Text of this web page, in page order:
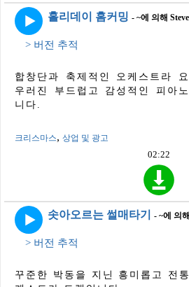
홀리데이 홈커밍 - ~에 의해
> 버전 추적
합창단과 축제적인 오케스트라
우러진 부드럽고 감성적인 피아
니다.
크리스마스, 상업 및 광고
02:22
솟아오르는 썰매타기 - ~에 의
> 버전 추적
꾸준한 박동을 지닌 흥미롭고 전